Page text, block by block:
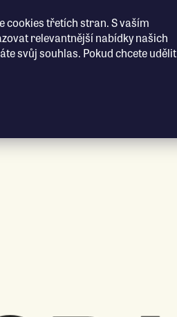
cookies třetích stran. S vaším
relevantnější nabídky našich
svůj souhlas. Pokud chcete udělit